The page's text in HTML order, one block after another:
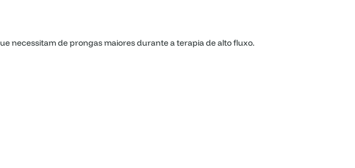
necessitam de prongas maiores durante a terapia de alto fluxo.